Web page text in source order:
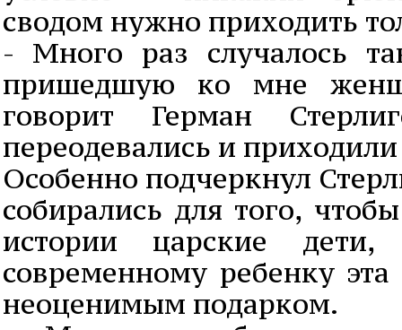
сводом нужно приходить
- Много раз случалось
пришедшую ко мне
говорит Герман
переодевались и
Особенно подчеркнул
собирались для того,
истории царские
современному ребенку
неоценимым подарком.